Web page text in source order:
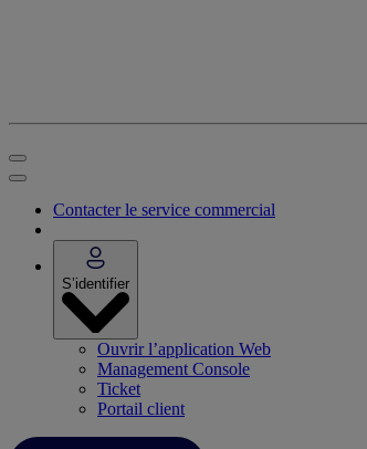
Contacter le service commercial
S’identifier
Ouvrir l’application Web
Management Console
Ticket
Portail client